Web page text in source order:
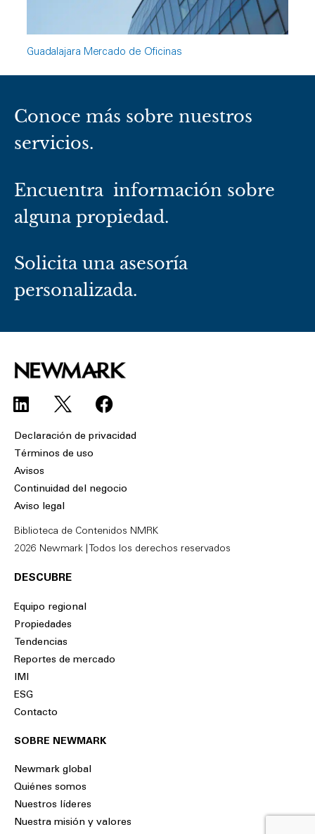
Guadalajara Mercado de Oficinas
Conoce más sobre nuestros
servicios.
Encuentra información sobre
alguna propiedad.
Solicita una asesoría
personalizada.
L
i
n
k
e
d
i
F
a
c
o
o
Declaración de privacidad
Términos de uso
Avisos
Continuidad del negocio
Aviso legal
Biblioteca de Contenidos NMRK
2026 Newmark | Todos los derechos reservados
DESCUBRE
Equipo regional
Propiedades
Tendencias
Reportes de mercado
IMI
ESG
Contacto
SOBRE NEWMARK
Newmark global
Quiénes somos
Nuestros líderes
Nuestra misión y valores